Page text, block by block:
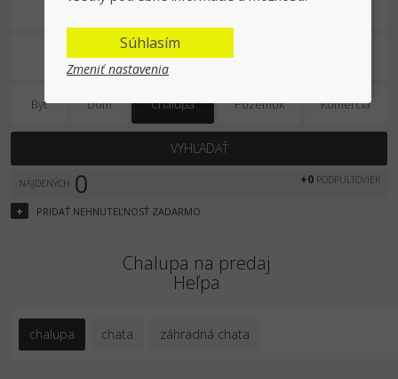
Na predaj
Byt Dom Chalupa Pozemok Komercia
VYHĽADAŤ
NÁJDENÝCH 0 +0 PODPULTOVIEK
+ PRIDAŤ NEHNUTEĽNOSŤ ZADARMO
Chalupa na predaj
Heľpa
chalupa chata záhradná chata
Súhlasím
Zmeniť nastavenia